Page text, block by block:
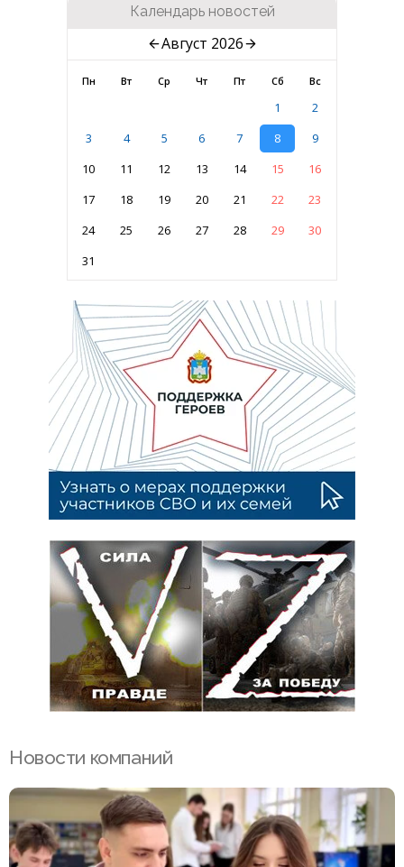
Календарь новостей
Август 2026
Пн Вт Ср Чт Пт Сб Вс
1
2
3
4 5 6 7 8
9
10
11 12 13 14 15
16
17
18 19 20 21 22
23
24
25 26 27 28 29
30
31
Новости компаний